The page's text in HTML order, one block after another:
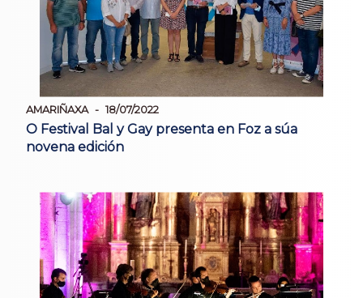
AMARIÑAXA 18/07/2022
O Festival Bal y Gay presenta en Foz a súa
novena edición